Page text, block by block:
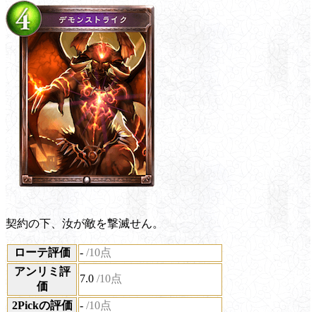
契約の下、汝が敵を撃滅せん。
ローテ評価 - /10点
アンリミ評
価
7.0 /10点
2Pickの評価 - /10点